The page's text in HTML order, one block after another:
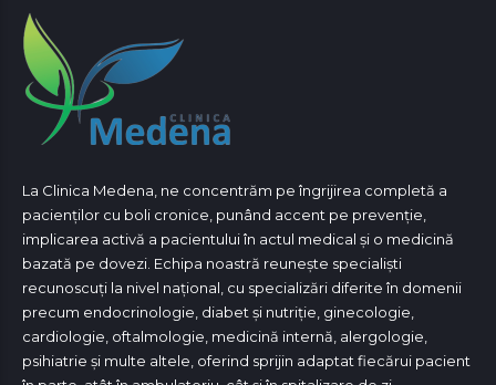
La Clinica Medena, ne concentrăm pe îngrijirea completă a
pacienților cu boli cronice, punând accent pe prevenție,
implicarea activă a pacientului în actul medical și o medicină
bazată pe dovezi. Echipa noastră reunește specialiști
recunoscuți la nivel național, cu specializări diferite în domenii
precum endocrinologie, diabet și nutriție, ginecologie,
cardiologie, oftalmologie, medicină internă, alergologie,
psihiatrie și multe altele, oferind sprijin adaptat fiecărui pacient